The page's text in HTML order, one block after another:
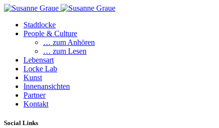
Stadtlocke
People & Culture
… zum Anhören
… zum Lesen
Lebensart
Locke Lab
Kunst
Innenansichten
Partner
Kontakt
Social Links